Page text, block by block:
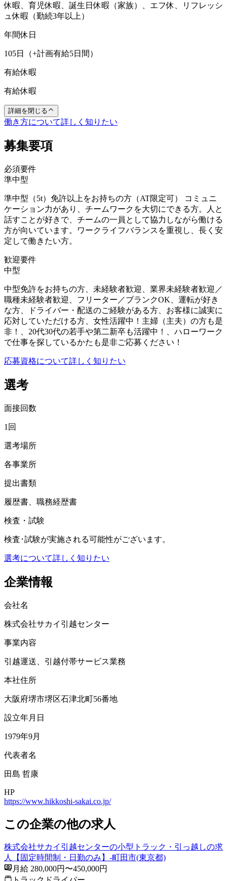
休暇、育児休暇、誕生日休暇（家族）、エフ休、リフレッシ
ュ休暇（勤続3年以上）
年間休日
105日（+計画有給5日間）
有給休暇
有給休暇
詳細を閉じる
働き方について詳しく知りたい
募集要項
必須要件
準中型
準中型（5t）免許以上をお持ちの方（AT限定可） コミュニ
ケーション力があり、チームワークを大切にできる方。人と
話すことが好きで、チームの一員として協力しながら働ける
方が向いています。ワークライフバランスを重視し、長く安
定して働きたい方。
歓迎要件
中型
中型免許をお持ちの方、未経験者歓迎、業界未経験者歓迎／
職種未経験者歓迎、フリーター／ブランクOK、運転が好き
な方、ドライバー・配送のご経験がある方、お客様に誠実に
応対していただける方、女性活躍中！主婦（主夫）の方も是
非！、20代30代の若手や第二新卒も活躍中！、ハローワーク
で仕事を探しているかたも是非ご応募ください！
応募資格について詳しく知りたい
選考
面接回数
1回
選考場所
各事業所
提出書類
履歴書、職務経歴書
検査・試験
検査･試験が実施される可能性がございます。
選考について詳しく知りたい
企業情報
会社名
株式会社サカイ引越センター
事業内容
引越運送、引越付帯サービス業務
本社住所
大阪府堺市堺区石津北町56番地
設立年月日
1979年9月
代表者名
田島 哲康
HP
https://www.hikkoshi-sakai.co.jp/
この企業の他の求人
株式会社サカイ引越センターの小型トラック・引っ越しの求
人【固定時間制・日勤のみ】-町田市(東京都)
月給 280,000円〜450,000円